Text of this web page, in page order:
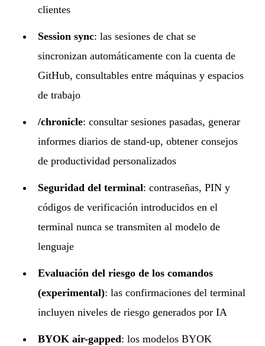
clientes
Session sync: las sesiones de chat se
sincronizan automáticamente con la cuenta de
GitHub, consultables entre máquinas y espacios
de trabajo
/chronicle: consultar sesiones pasadas, generar
informes diarios de stand-up, obtener consejos
de productividad personalizados
Seguridad del terminal: contraseñas, PIN y
códigos de verificación introducidos en el
terminal nunca se transmiten al modelo de
lenguaje
Evaluación del riesgo de los comandos
(experimental): las confirmaciones del terminal
incluyen niveles de riesgo generados por IA
BYOK air-gapped: los modelos BYOK